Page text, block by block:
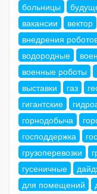
больницы
вакансии
вектор
внедрения
водородные
военные роботы
выставки
газ
гигантские
горнодобыча
господдержка
грузоперевозки
гусеничные
для помещений